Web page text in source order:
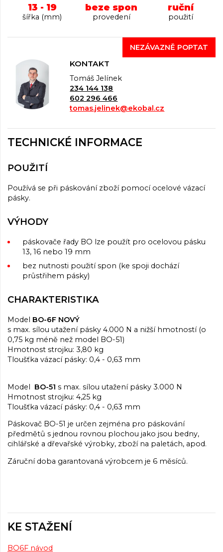
13 - 19
šířka (mm)
beze spon
provedení
ruční
použití
NEZÁVAZNĚ POPTAT
KONTAKT
Tomáš Jelínek
234 144 138
602 296 466
tomas.jelinek@ekobal.cz
TECHNICKÉ INFORMACE
POUŽITÍ
Používá se při páskování zboží pomocí ocelové vázací
pásky.
VÝHODY
páskovače řady BO lze použít pro ocelovou pásku
13, 16 nebo 19 mm
bez nutnosti použití spon (ke spoji dochází
průstřihem pásky)
CHARAKTERISTIKA
Model BO-6F NOVÝ
s max. sílou utažení pásky 4.000 N a nižší hmotností (o
0,75 kg méně než model BO-51)
Hmotnost strojku: 3,80 kg
Tloušťka vázací pásky: 0,4 - 0,63 mm
Model BO-51 s max. sílou utažení pásky 3.000 N
Hmotnost strojku: 4,25 kg
Tloušťka vázací pásky: 0,4 - 0,63 mm
Páskovač BO-51 je určen zejména pro páskování
předmětů s jednou rovnou plochou jako jsou bedny,
cihlářské a dřevařské výrobky, zboží na paletách, apod.
Záruční doba garantovaná výrobcem je 6 měsíců.
KE STAŽENÍ
BO6F návod